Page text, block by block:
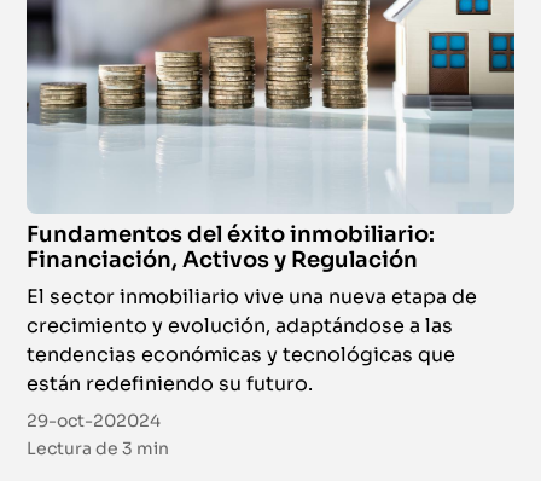
Fundamentos del éxito inmobiliario:
Financiación, Activos y Regulación
El sector inmobiliario vive una nueva etapa de
crecimiento y evolución, adaptándose a las
tendencias económicas y tecnológicas que
están redefiniendo su futuro.
29-oct-202024
Lectura de3 min